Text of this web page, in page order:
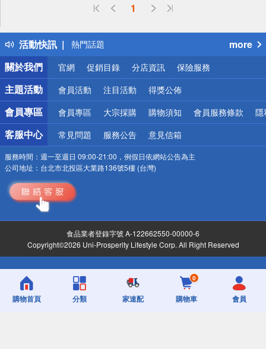
1
活動快訊
偏遠地區配送
得獎公告
熱門話題
銀行優惠
偏遠地區配送
詐騙網頁！請小心！
more
關於我們
官網 促銷目錄 分店資訊 保險服務
主題活動 會員活動 注目活動 得獎公佈
會員專區 會員專區 大宗採購 購物須知 會員服務條款 隱
客服中心 常見問題 服務公告 意見信箱
服務時間： 週一至週日 09:00-21:00，例假日依網站公告為主
公司地址： 台北市北投區大業路136號5樓 (台灣)
食品業者登錄字號 A-122662550-00000-6
Copyright©2026 Uni-Prosperity Lifestyle Corp. All Right Reserved
購物首頁 分類 家速配
0
購物車 會員